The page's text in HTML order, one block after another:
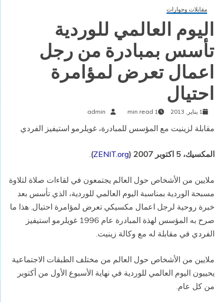
مقابلات وحوارات
اليوم العالمي للوردية
تأسس بمبادرة من رجل
اعمال تعرض لمؤامرة
احتيال
1 يناير, 2013 1 min read
admin
مقابلة لزينيت مع المؤسس للمبادرة، غويلرمو استيفيز الفردي
المكسيك، 5 اكتوبر 2007 ( ZENIT.org
)
.
ملايين من الأشخاص حول العالم يجتمعون في لقاءات صلاة لتلاوة
مسبحة الوردية بمناسبة اليوم العالمي للوردية، الذي تأسس بعد
خبرة روحية لرجل اعمال مكسيكي تعرض لمؤامرة احتيال. هذا ما
صرح به المؤسس لهذة المبادرة عام 1996 غويلرمو استيفيز
الفردي في مقابلة له مع وكالة زينيت.
ملايين من الأشخاص حول العالم من مختلف الطبقات الاجتماعية
يحييون اليوم العالمي للوردية في نهاية الأسبوع الأول من أكتوبر
من كل عام.